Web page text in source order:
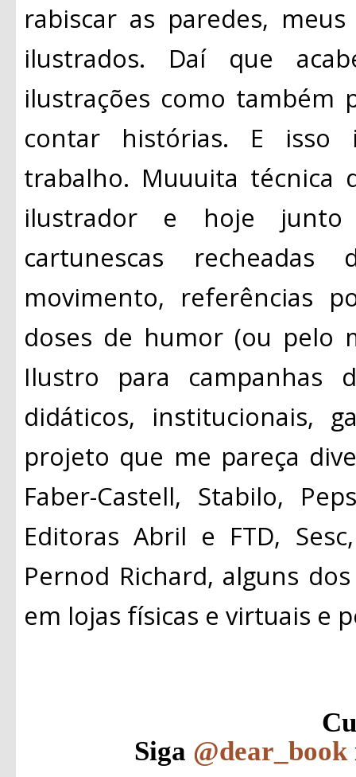
rabiscar as paredes,
ilustrados. Daí que
ilustrações como também
contar histórias. E isso
trabalho. Muuuita
ilustrador e hoje
cartunescas recheadas
movimento, referências
doses de humor (ou pelo
Ilustro para campanhas
didáticos, institucionais,
projeto que me pareça
Faber-Castell, Stabilo,
Editoras Abril e FTD,
Pernod Richard, alguns
em lojas físicas e virtuais e
Siga @dear_book